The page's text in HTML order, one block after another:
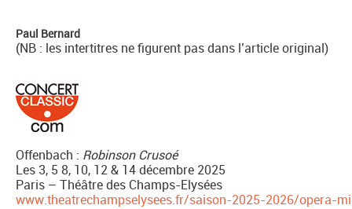
Paul Bernard
(NB : les intertitres ne figurent pas dans l’article original)
Offenbach : Robinson Crusoé
Les 3, 5 8, 10, 12 & 14 décembre 2025
Paris – Théâtre des Champs-Elysées
www.theatrechampselysees.fr/saison-2025-2026/opera-